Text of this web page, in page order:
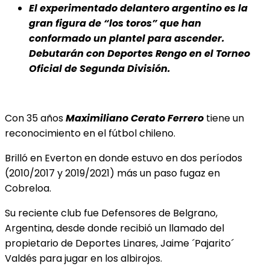
El experimentado delantero argentino es la
gran figura de “los toros” que han
conformado un plantel para ascender.
Debutarán con Deportes Rengo en el Torneo
Oficial de Segunda División.
Con 35 añosMaximiliano Cerato Ferrero tiene un
reconocimiento en el fútbol chileno.
Brilló en Everton en donde estuvo en dos períodos
(2010/2017 y 2019/2021) más un paso fugaz en
Cobreloa.
Su reciente club fue Defensores de Belgrano,
Argentina, desde donde recibió un llamado del
propietario de Deportes Linares, Jaime ´Pajarito´
Valdés para jugar en los albirojos.